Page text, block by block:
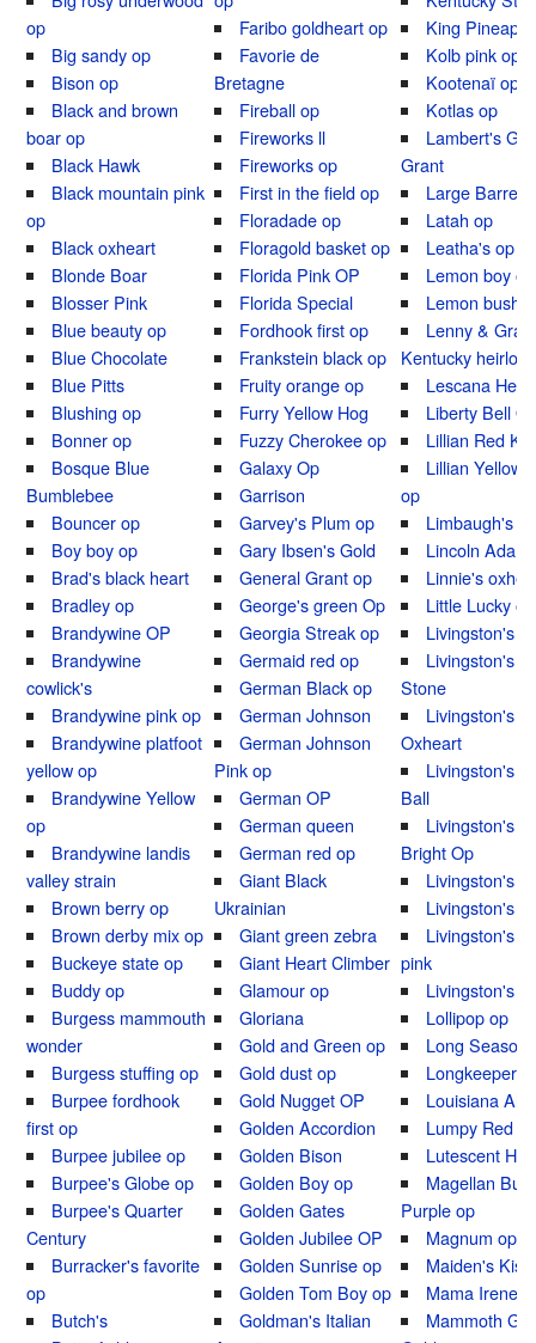
op
Big sandy op
Bison op
Black and brown
boar op
Black Hawk
Black mountain pink
op
Black oxheart
Blonde Boar
Blosser Pink
Blue beauty op
Blue Chocolate
Blue Pitts
Blushing op
Bonner op
Bosque Blue
Bumblebee
Bouncer op
Boy boy op
Brad's black heart
Bradley op
Brandywine OP
Brandywine
cowlick's
Brandywine pink op
Brandywine platfoot
yellow op
Brandywine Yellow
op
Brandywine landis
valley strain
Brown berry op
Brown derby mix op
Buckeye state op
Buddy op
Burgess mammouth
wonder
Burgess stuffing op
Burpee fordhook
first op
Burpee jubilee op
Burpee's Globe op
Burpee's Quarter
Century
Burracker's favorite
op
Butch's
Faribo goldheart op
Favorie de
Bretagne
Fireball op
Fireworks ll
Fireworks op
First in the field op
Floradade op
Floragold basket op
Florida Pink OP
Florida Special
Fordhook first op
Frankstein black op
Fruity orange op
Furry Yellow Hog
Fuzzy Cherokee op
Galaxy Op
Garrison
Garvey's Plum op
Gary Ibsen's Gold
General Grant op
George's green Op
Georgia Streak op
Germaid red op
German Black op
German Johnson
German Johnson
Pink op
German OP
German queen
German red op
Giant Black
Ukrainian
Giant green zebra
Giant Heart Climber
Glamour op
Gloriana
Gold and Green op
Gold dust op
Gold Nugget OP
Golden Accordion
Golden Bison
Golden Boy op
Golden Gates
Golden Jubilee OP
Golden Sunrise op
Golden Tom Boy op
Goldman's Italian
King
Kolb pink op
Kootenaï op
Kotlas op
Lambert's
Grant
Large Barred
Latah op
Leatha's op
Lemon boy op
Lemon bush
Lenny &
Kentucky
Lescana
Liberty Bell
Lillian Red
Lillian Yellow
op
Limbaugh's
Lincoln
Linnie's
Little Lucky op
Livingston's
Livingston's
Stone
Livingston's
Oxheart
Livingston's
Ball
Livingston's
Bright Op
Livingston's
Livingston's
Livingston's
pink
Livingston's
Lollipop op
Long Season
Longkeeper
Louisiana All
Lumpy Red
Lutescent
Magellan
Purple op
Magnum op
Maiden's Kiss
Mama Irene's
Mammoth